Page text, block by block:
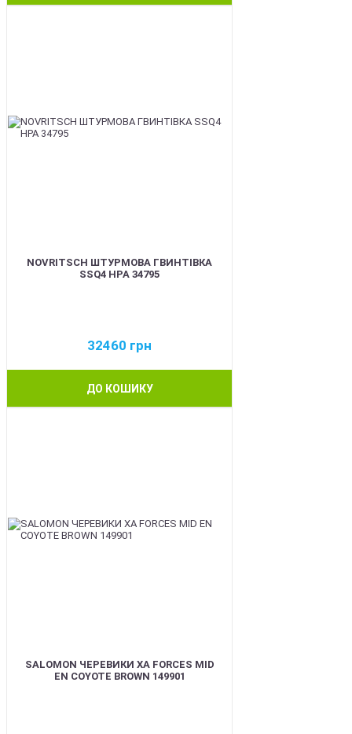
NOVRITSCH ШТУРМОВА ГВИНТІВКА
SSQ4 HPA 34795
32460 грн
ДО КОШИКУ
SALOMON ЧЕРЕВИКИ XA FORCES MID
EN COYOTE BROWN 149901